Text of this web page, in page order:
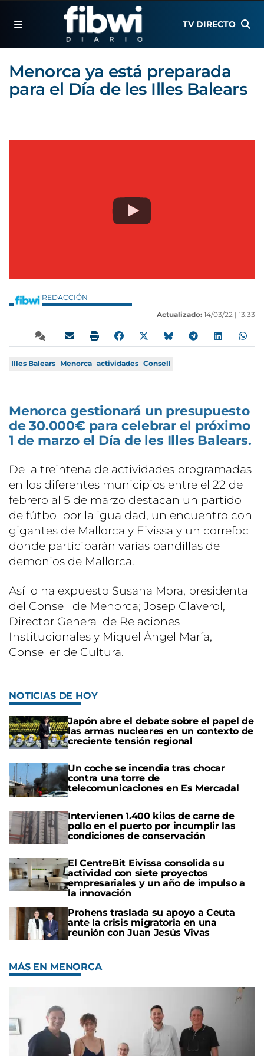
TV DIRECTO
Menorca ya está preparada
para el Día de les Illes Balears
REDACCIÓN
Actualizado: 14/03/22 | 13:33
Illes Balears Menorca actividades Consell
Menorca gestionará un presupuesto
de 30.000€ para celebrar el próximo
1 de marzo el Día de les Illes Balears.
De la treintena de actividades programadas
en los diferentes municipios entre el 22 de
febrero al 5 de marzo destacan un partido
de fútbol por la igualdad, un encuentro con
gigantes de Mallorca y Eivissa y un correfoc
donde participarán varias pandillas de
demonios de Mallorca.
Así lo ha expuesto Susana Mora, presidenta
del Consell de Menorca; Josep Claverol,
Director General de Relaciones
Institucionales y Miquel Àngel María,
Conseller de Cultura.
NOTICIAS DE HOY
Japón abre el debate sobre el papel de
las armas nucleares en un contexto de
creciente tensión regional
Un coche se incendia tras chocar
contra una torre de
telecomunicaciones en Es Mercadal
Intervienen 1.400 kilos de carne de
pollo en el puerto por incumplir las
condiciones de conservación
El CentreBit Eivissa consolida su
actividad con siete proyectos
empresariales y un año de impulso a
la innovación
Prohens traslada su apoyo a Ceuta
ante la crisis migratoria en una
reunión con Juan Jesús Vivas
MÁS EN MENORCA